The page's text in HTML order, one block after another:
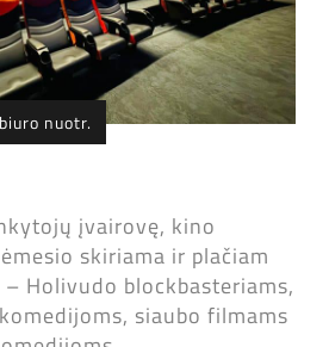
nuotr.
įvairovę, kino
skiriama ir plačiam
Holivudo blockbasteriams,
siaubo filmams